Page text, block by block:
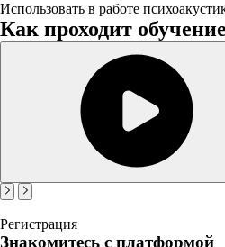
Использовать в работе
Как проходит
Регистрация
Знакомитесь с платформой